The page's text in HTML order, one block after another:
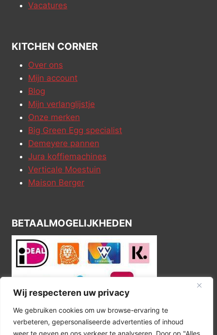
Wij respecteren uw privacy
We gebruiken cookies om uw browse-ervaring te
verbeteren, gepersonaliseerde advertenties of inhoud
weer te geven en ons verkeer te analyseren. Door op "Alles
Vacatures
KITCHEN CORNER
Over ons
Mijn account
Blog
Mijn verlanglijstje
Onze merken
Big Green Egg specialist
Demeyere pannen
Jura koffiemachines
Verticale Moestuin
Maison Berger
BETAALMOGELIJKHEDEN